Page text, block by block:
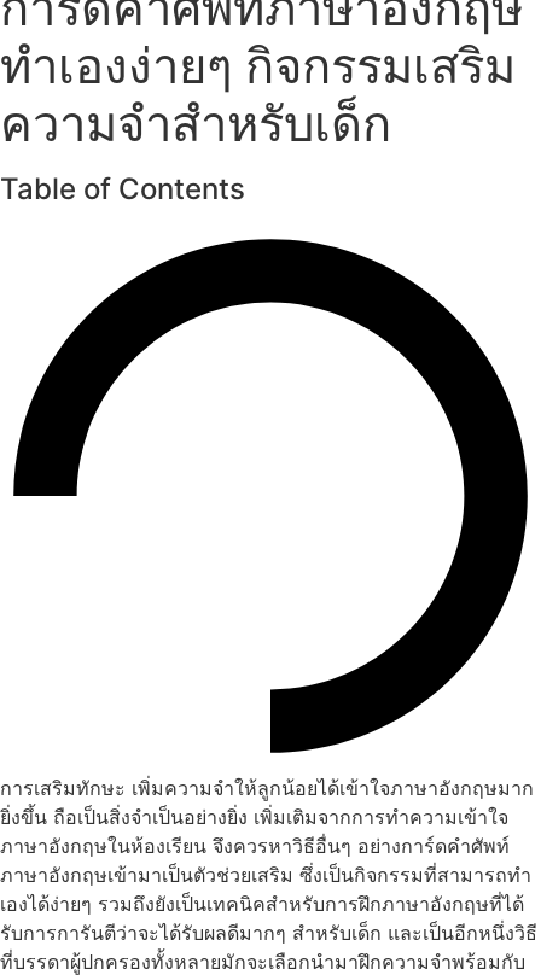
ทำเองง่ายๆ กิจกรรมเสริม
ความจำสำหรับเด็ก
Table of Contents
การเสริมทักษะ เพิ่มความจำให้ลูกน้อยได้เข้าใจภาษาอังกฤษมาก
ยิ่งขึ้น ถือเป็นสิ่งจำเป็นอย่างยิ่ง เพิ่มเติมจากการทำความเข้าใจ
ภาษาอังกฤษในห้องเรียน จึงควรหาวิธีอื่นๆ อย่างการ์ดคำศัพท์
ภาษาอังกฤษเข้ามาเป็นตัวช่วยเสริม ซึ่งเป็นกิจกรรมที่สามารถทำ
เองได้ง่ายๆ รวมถึงยังเป็นเทคนิคสำหรับการฝึกภาษาอังกฤษที่ได้
รับการการันตีว่าจะได้รับผลดีมากๆ สำหรับเด็ก และเป็นอีกหนึ่งวิธี
ที่บรรดาผู้ปกครองทั้งหลายมักจะเลือกนำมาฝึกความจำพร้อมกับ